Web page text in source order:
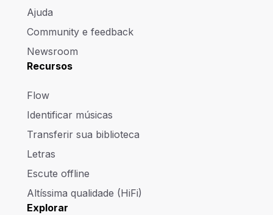
Ajuda
Community e feedback
Newsroom
Recursos
Flow
Identificar músicas
Transferir sua biblioteca
Letras
Escute offline
Altíssima qualidade (HiFi)
Explorar